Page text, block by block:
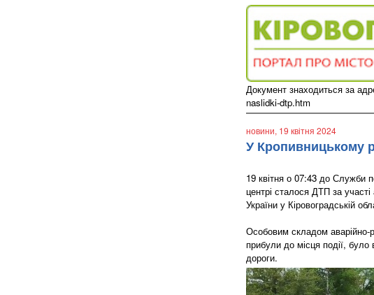
Документ знаходиться за
naslidki-dtp.htm
новини, 19 квітня 2024
У Кропивницькому
19 квітня о 07:43 до Служби
центрі сталося ДТП за
України у Кіровоградській
Особовим складом аварійно-
прибули до місця події,
дороги.